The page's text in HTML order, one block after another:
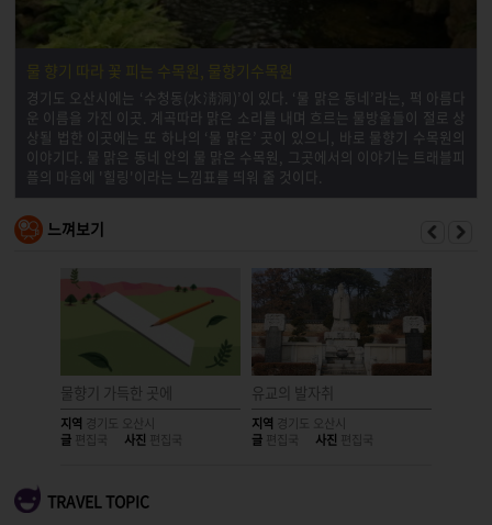
물 향기 따라 꽃 피는 수목원, 물향기수목원
경기도 오산시에는 ‘수청동(水淸洞)’이 있다. ‘물 맑은 동네’라는, 퍽 아름다
운 이름을 가진 이곳. 계곡따라 맑은 소리를 내며 흐르는 물방울들이 절로 상
상될 법한 이곳에는 또 하나의 ‘물 맑은’ 곳이 있으니, 바로 물향기 수목원의
이야기다. 물 맑은 동네 안의 물 맑은 수목원, 그곳에서의 이야기는 트래블피
플의 마음에 '힐링'이라는 느낌표를 띄워 줄 것이다.
느껴보기
물향기 가득한 곳에
지역 경기도 오산시
글 편집국 사진 편집국
유교의 발자취
지역 경기도 오산시
글 편집국 사진 편집국
TRAVEL TOPIC